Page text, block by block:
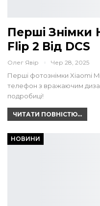
Перші Знімки
Flip 2 Від DCS
Олег Явір Чер 28, 2025
Перші фотознімки Xiaomi
телефон з вражаючим
подробиці!
ЧИТАТИ ПОВНІСТЮ...
НОВИНИ